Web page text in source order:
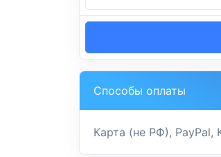
Способы оплаты
Карта (не РФ), PayPal,